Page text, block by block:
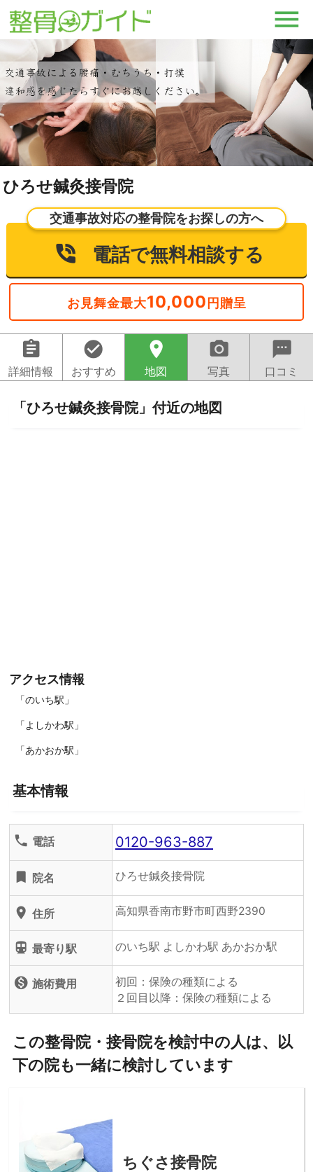
ひろせ鍼灸接骨院
交通事故対応の整骨院をお探しの方へ
電話で無料相談する
お見舞金最大10,000 円贈呈
assignment
詳細情報
check_circle
おすすめ
location_on
地図
camera_alt
写真
sms
口コミ
「ひろせ鍼灸接骨院」付近の地図
アクセス情報
「のいち駅」
「よしかわ駅」
「あかおか駅」
基本情報
phone 電話 0120-963-887
turned_in 院名 ひろせ鍼灸接骨院
location_on 住所 高知県香南市野市町西野2390
directions_subway 最寄り駅 のいち駅 よしかわ駅 あかおか駅
monetization_on 施術費用
初回：保険の種類による
２回目以降：保険の種類による
この整骨院・接骨院を検討中の人は、以
下の院も一緒に検討しています
ちぐさ接骨院